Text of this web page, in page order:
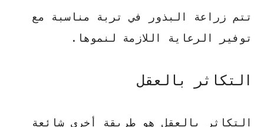
تتم زراعة البذور في تربة مناسبة مع
توفير الرعاية اللازمة لنموها.
التكاثر بالعقل
التكاثر بالعقل هو طريقة أخرى شائعة